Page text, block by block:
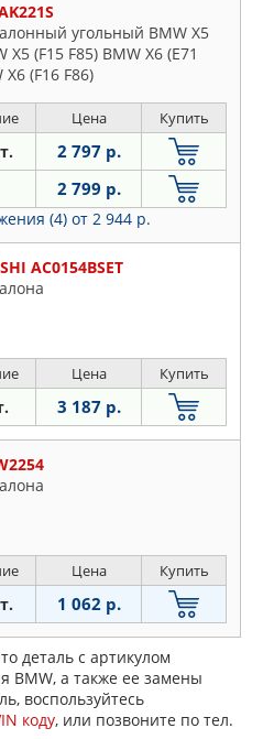
угольный BMW X5
X5 (F15 F85) BMW X6 (E71
X6 (F16 F86)
Цена Купить
2 797 р.
2 799 р.
(4) от 2 944 р.
AC0154BSET
Цена Купить
3 187 р.
Цена Купить
1 062 р.
деталь с артикулом
BMW, а также ее замены
воспользуйтесь
коду, или позвоните по тел.